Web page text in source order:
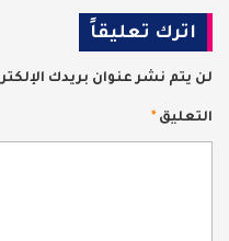
اترك تعليقاً
لن يتم نشر عنوان بريدك
التعليق*